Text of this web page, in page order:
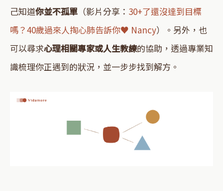
己知道你並不孤單 （影片分享： 30+了還沒達到目標
嗎？40歲過來人掏心肺告訴你♥ Nancy）。另外，也
可以尋求心理相關專家或人生教練的協助，透過專業知
識梳理你正遇到的狀況，並一步步找到解方。